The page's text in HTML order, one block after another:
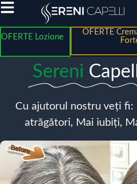
OFERTE Lozione
OFERTE
Sereni
Cu ajutorul nostru veți
atrăgători, Mai iubiți,